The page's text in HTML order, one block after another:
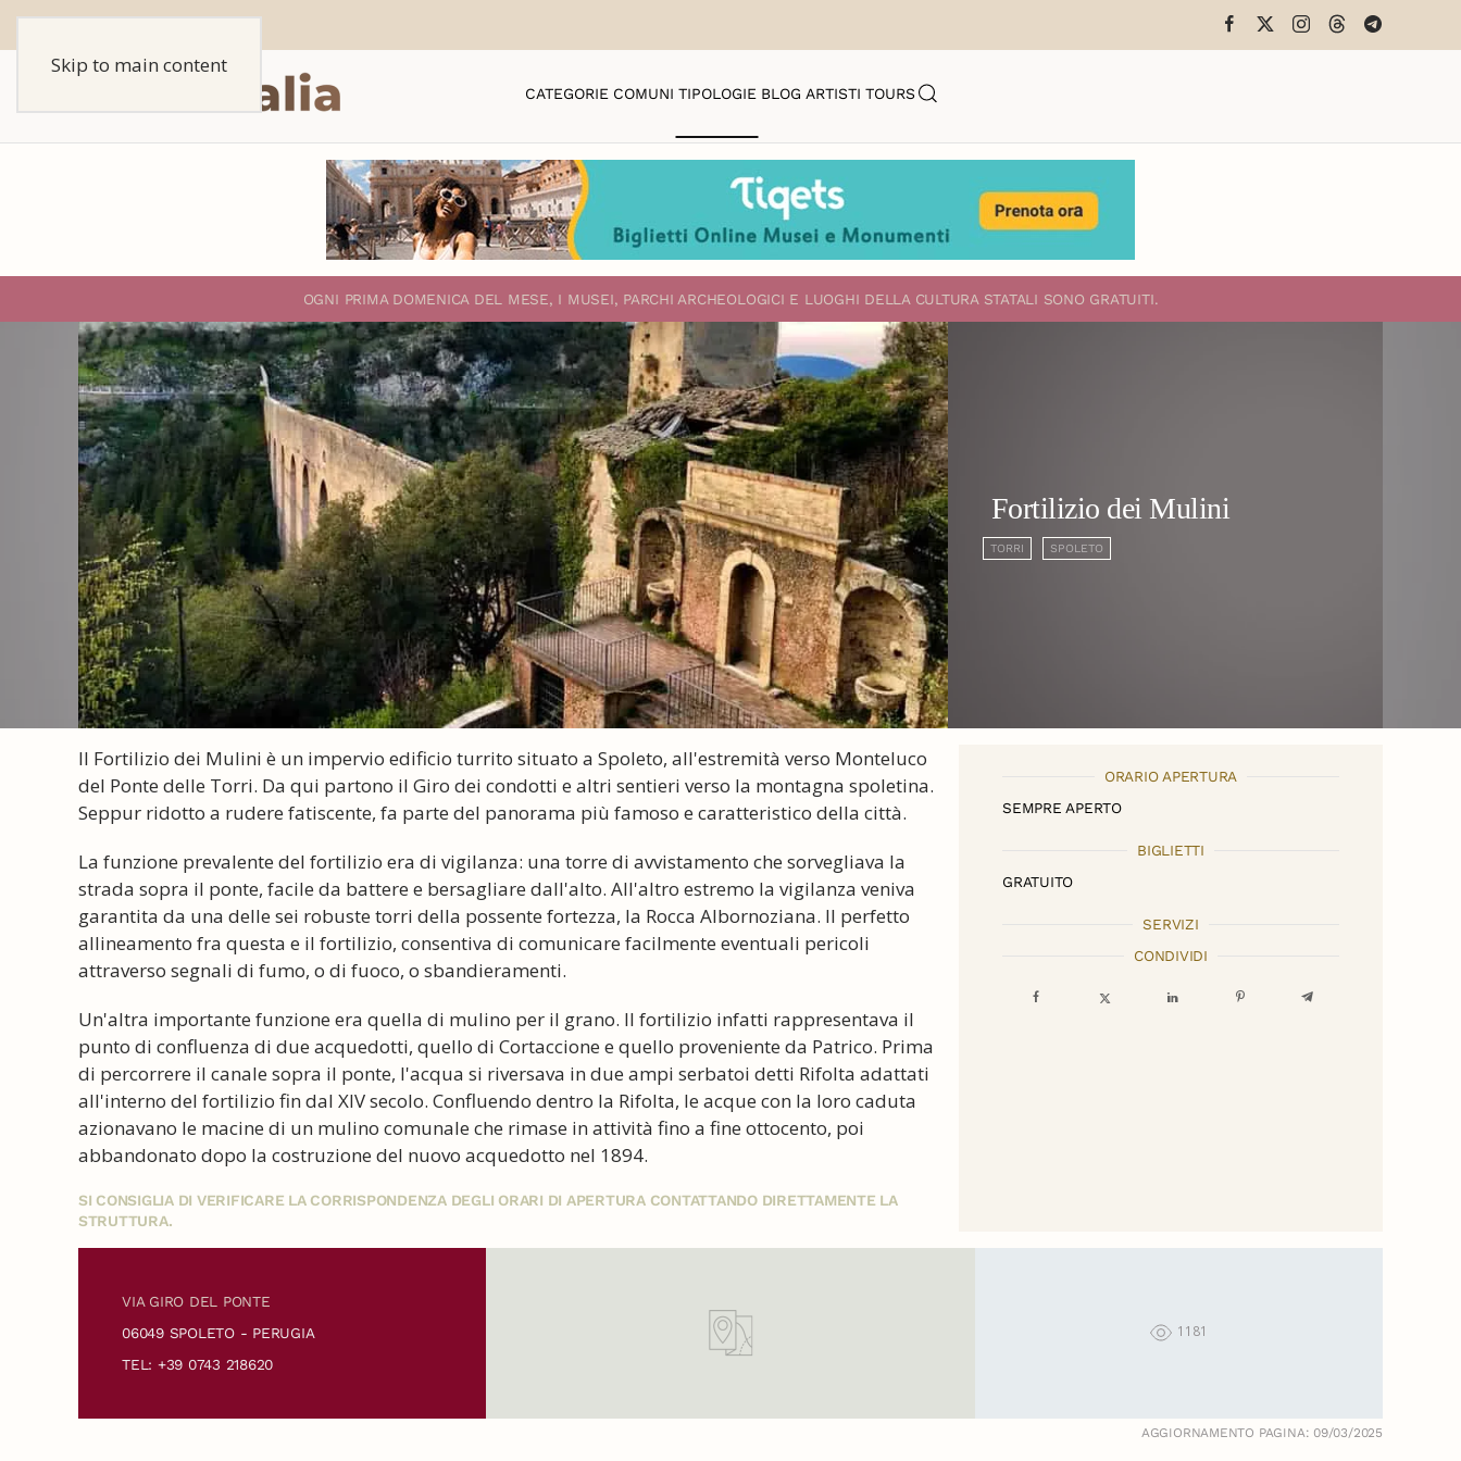
Skip to main content
CATEGORIE COMUNI TIPOLOGIE BLOG ARTISTI TOURS
OGNI PRIMA DOMENICA DEL MESE, I MUSEI, PARCHI ARCHEOLOGICI E LUOGHI DELLA CULTURA STATALI SONO GRATUITI.
Fortilizio dei Mulini
TORRI SPOLETO
Il Fortilizio dei Mulini è un impervio edificio turrito situato a Spoleto, all'estremità verso Monteluco
del Ponte delle Torri. Da qui partono il Giro dei condotti e altri sentieri verso la montagna spoletina.
Seppur ridotto a rudere fatiscente, fa parte del panorama più famoso e caratteristico della città.
La funzione prevalente del fortilizio era di vigilanza: una torre di avvistamento che sorvegliava la
strada sopra il ponte, facile da battere e bersagliare dall'alto. All'altro estremo la vigilanza veniva
garantita da una delle sei robuste torri della possente fortezza, la Rocca Albornoziana. Il perfetto
allineamento fra questa e il fortilizio, consentiva di comunicare facilmente eventuali pericoli
attraverso segnali di fumo, o di fuoco, o sbandieramenti.
Un'altra importante funzione era quella di mulino per il grano. Il fortilizio infatti rappresentava il
punto di confluenza di due acquedotti, quello di Cortaccione e quello proveniente da Patrico. Prima
di percorrere il canale sopra il ponte, l'acqua si riversava in due ampi serbatoi detti Rifolta adattati
all'interno del fortilizio fin dal XIV secolo. Confluendo dentro la Rifolta, le acque con la loro caduta
azionavano le macine di un mulino comunale che rimase in attività fino a fine ottocento, poi
abbandonato dopo la costruzione del nuovo acquedotto nel 1894.
SI CONSIGLIA DI VERIFICARE LA CORRISPONDENZA DEGLI ORARI DI APERTURA CONTATTANDO DIRETTAMENTE LA
STRUTTURA.
ORARIO APERTURA
SEMPRE APERTO
BIGLIETTI
GRATUITO
SERVIZI
CONDIVIDI
VIA GIRO DEL PONTE
06049 SPOLETO - PERUGIA
TEL: +39 0743 218620
1181
AGGIORNAMENTO PAGINA: 09/03/2025